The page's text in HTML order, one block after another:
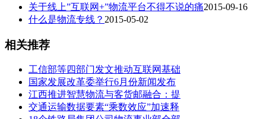
关于线上”互联网+”物流平台不得不说的痛2015-09-16
什么是物流专线？ 2015-05-02
相关推荐
工信部等四部门发文推动互联网基础
国家发展改革委举行6月份新闻发布
江西推进智慧物流与客货邮融合：提
交通运输数据要素“乘数效应”加速释